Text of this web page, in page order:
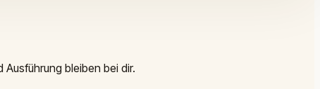
bleiben bei dir.